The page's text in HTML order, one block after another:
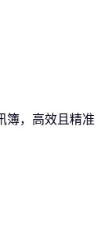
簿，高效且精准